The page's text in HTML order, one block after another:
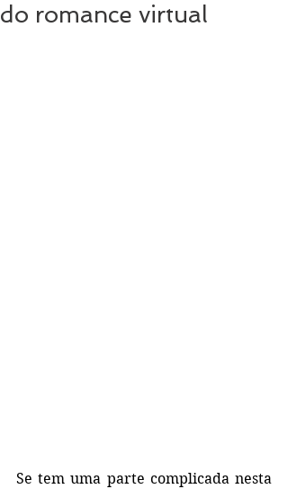
do romance virtual
Se tem uma parte complicada nesta